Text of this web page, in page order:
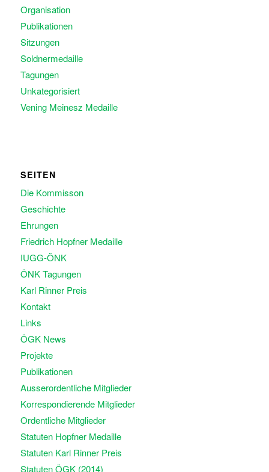
Organisation
Publikationen
Sitzungen
Soldnermedaille
Tagungen
Unkategorisiert
Vening Meinesz Medaille
SEITEN
Die Kommisson
Geschichte
Ehrungen
Friedrich Hopfner Medaille
IUGG-ÖNK
ÖNK Tagungen
Karl Rinner Preis
Kontakt
Links
ÖGK News
Projekte
Publikationen
Ausserordentliche Mitglieder
Korrespondierende Mitglieder
Ordentliche Mitglieder
Statuten Hopfner Medaille
Statuten Karl Rinner Preis
Statuten ÖGK (2014)